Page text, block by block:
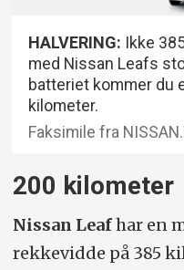
HALVERING: Ikke
med Nissan Leafs
batteriet kommer du
kilometer.
Faksimile fra
200 kilometer
Nissan Leafhar en
rekkevidde på 385